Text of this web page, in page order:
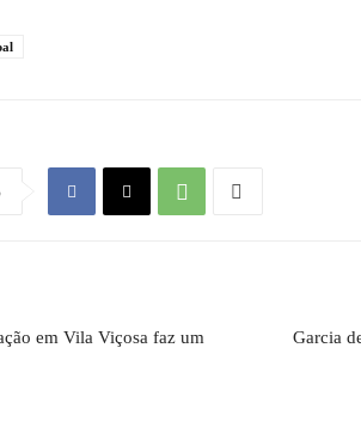
em Vila Viçosa faz um
Garcia